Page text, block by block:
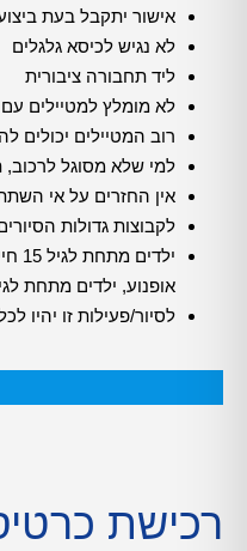
אישור יתקבל בעת
לא נגיש לכיסא גלגלים
ליד תחבורה ציבורית
לא מומלץ למטיילים עם
רוב המטיילים יכולים
למי שלא מסוגל לרכוב,
אין החזרים על אי
לקבוצות גדולות הסיורים שלנו מתאימים ל-16 אורחים, עם 8
אופנוע, ילדים מתחת לגיל 6, אנשים מעל 80
לסיור/פעילות זו יהיו לכל היותר
רכישת